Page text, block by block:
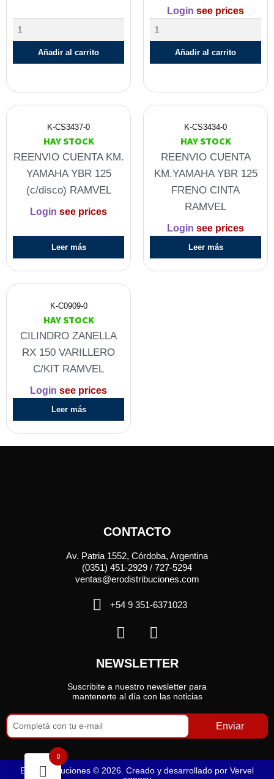
Añadir al carrito
Login see prices
Añadir al carrito
K-CS3437-0
HAY STOCK
REENVIO CUENTA KM.
YAMAHA YBR 125
(c/disco) RAMVEL
Login see prices
Leer más
K-CS3434-0
HAY STOCK
REENVIO CUENTA
KM.YAMAHA YBR 125
FRENO CINTA
RAMVEL
Login see prices
Leer más
K-C0909-0
HAY STOCK
CILINDRO ZANELLA
RX 150 VARILLERO
C/KIT RAMVEL
Login see prices
Leer más
CONTACTO
Av. Patria 1552, Córdoba, Argentina
(0351) 451-2929 / 727-5294
ventas@erodistribuciones.com
+54 9 351-6371023
NEWSLETTER
Suscribite a nuestro newsletter para
mantenerte al día con las noticias
Enviar
Ero Distribuciones © 2026. Creado y desarrollado por Vervel
0